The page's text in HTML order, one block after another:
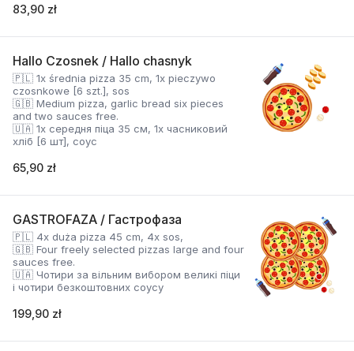
83,90 zł
Hallo Czosnek / Hallo chasnyk
🇵🇱 1x średnia pizza 35 cm, 1x pieczywo
czosnkowe [6 szt.], sos
🇬🇧 Medium pizza, garlic bread six pieces
and two sauces free.
🇺🇦 1x середня піца 35 см, 1x часниковий
хліб [6 шт], соус
65,90 zł
GASTROFAZA / Гастрофаза
🇵🇱 4x duża pizza 45 cm, 4x sos,
🇬🇧 Four freely selected pizzas large and four
sauces free.
🇺🇦 Чотири за вільним вибором великі піци
і чотири безкоштовних соусу
199,90 zł